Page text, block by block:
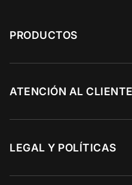
PRODUCTOS
Wagyu
Calidad Prime
ATENCIÓN AL
Recetas 🥩
Preguntas Frecuentes
LEGAL Y POLÍTICAS
Aviso de Privacidad